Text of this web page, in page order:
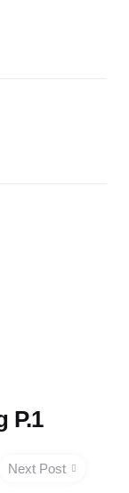
P.1
Next Post